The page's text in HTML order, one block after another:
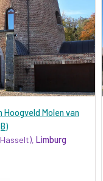
Hoogveld Molen van
Limburg